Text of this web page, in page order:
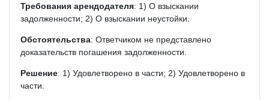
Требования арендодателя: 1) О взыскании
задолженности; 2) О взыскании неустойки.
Обстоятельства: Ответчиком не представлено
доказательств погашения задолженности.
Решение: 1) Удовлетворено в части; 2) Удовлетворено в
части.